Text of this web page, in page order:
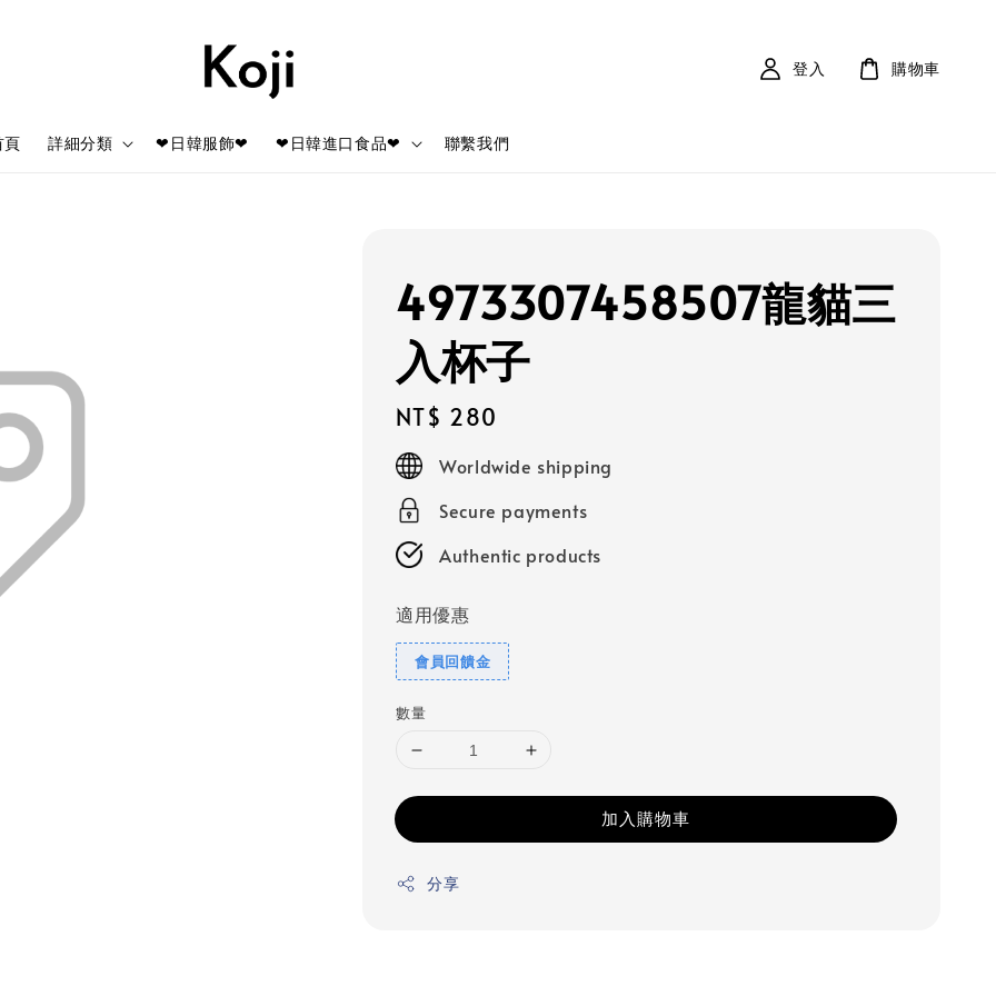
頁 詳細分類 ❤日韓服飾❤ ❤日韓進口食品❤ 聯繫我們
登入 購物車
4973307458507龍貓三
入杯子
Regular
price
NT$ 280
Worldwide shipping
Secure payments
Authentic products
適用優惠
會員回饋金
數量
加入購物車
分享